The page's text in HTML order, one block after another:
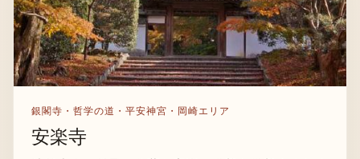
銀閣寺・哲学の道・平安神宮・岡崎エリア
安楽寺